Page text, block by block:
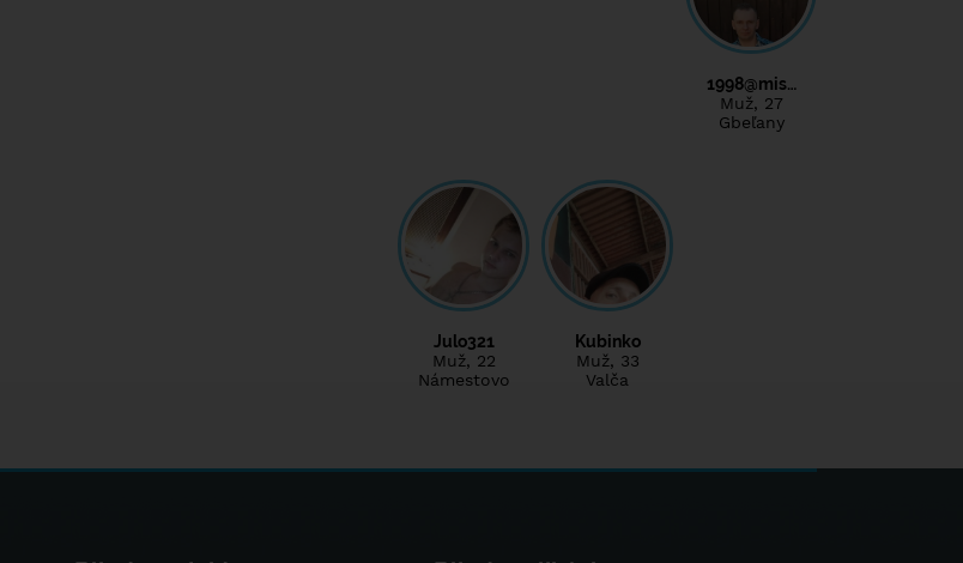
1998@mis…
Muž, 27
Gbeľany
Julo321
Muž, 22
Námestovo
Kubinko
Muž, 33
Valča